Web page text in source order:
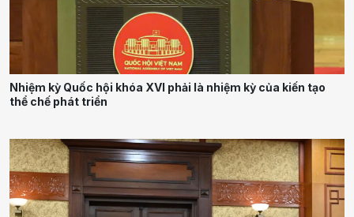
Nhiệm kỳ Quốc hội khóa XVI phải là nhiệm kỳ của kiến tạo
thể chế phát triển